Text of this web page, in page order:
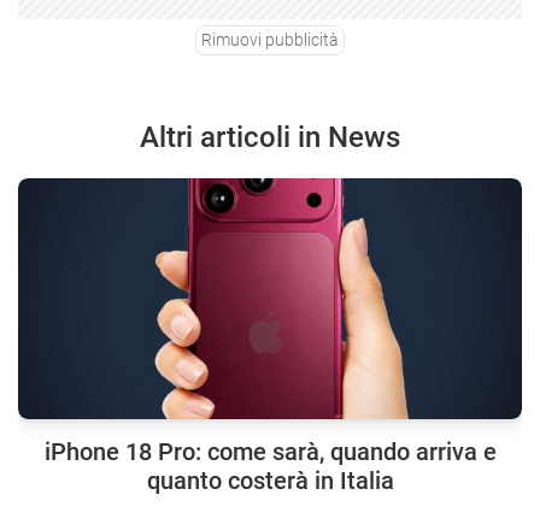
Rimuovi pubblicità
Altri articoli in News
iPhone 18 Pro: come sarà, quando arriva e
quanto costerà in Italia